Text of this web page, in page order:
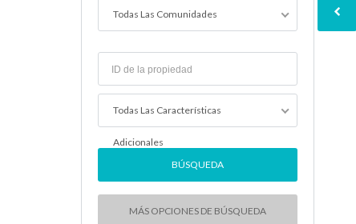
Todas Las Comunidades
Todas Las Características
Adicionales
MÁS OPCIONES DE BÚSQUEDA